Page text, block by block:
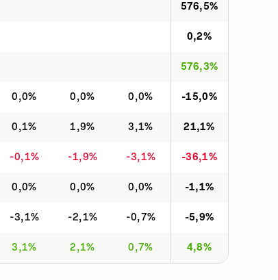
576,5%
0,2%
576,3%
0,0% 0,0% 0,0% -15,0%
0,1% 1,9% 3,1% 21,1%
-0,1% -1,9% -3,1% -36,1%
0,0% 0,0% 0,0% -1,1%
-3,1% -2,1% -0,7% -5,9%
3,1% 2,1% 0,7% 4,8%